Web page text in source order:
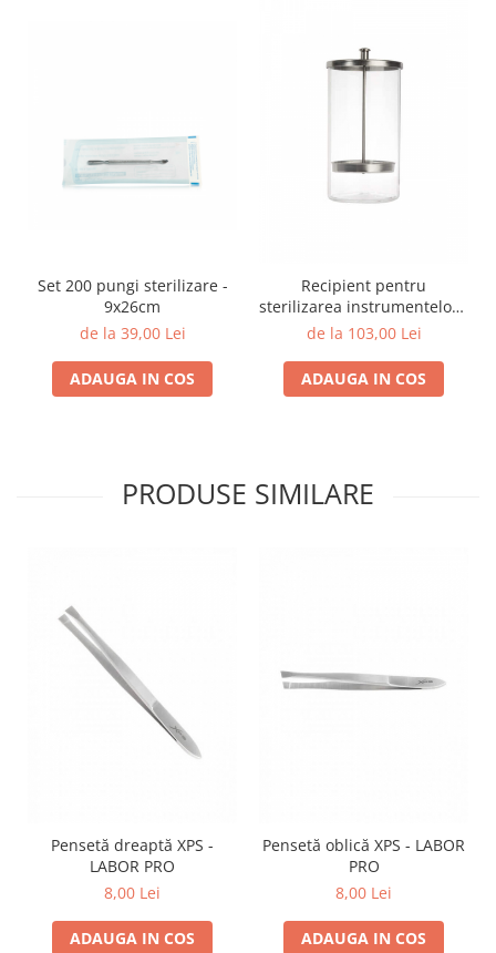
Set 200 pungi sterilizare -
9x26cm
de la 39,00 Lei
ADAUGA IN COS
Recipient pentru
sterilizarea instrumentelor -
capacitate 580 ml
de la 103,00 Lei
ADAUGA IN COS
PRODUSE SIMILARE
Pensetă dreaptă XPS -
LABOR PRO
8,00 Lei
ADAUGA IN COS
Pensetă oblică XPS - LABOR
PRO
8,00 Lei
ADAUGA IN COS